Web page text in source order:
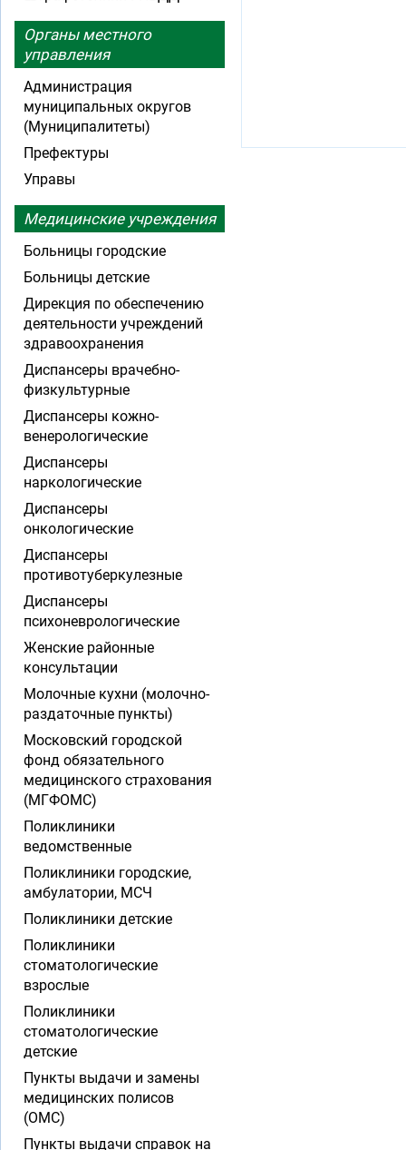
Органы местного
управления
Администрация
муниципальных округов
(Муниципалитеты)
Префектуры
Управы
Медицинские учреждения
Больницы городские
Больницы детские
Дирекция по обеспечению
деятельности учреждений
здравоохранения
Диспансеры врачебно-
физкультурные
Диспансеры кожно-
венерологические
Диспансеры
наркологические
Диспансеры
онкологические
Диспансеры
противотуберкулезные
Диспансеры
психоневрологические
Женские районные
консультации
Молочные кухни (молочно-
раздаточные пункты)
Московский городской
фонд обязательного
медицинского страхования
(МГФОМС)
Поликлиники
ведомственные
Поликлиники городские,
амбулатории, МСЧ
Поликлиники детские
Поликлиники
стоматологические
взрослые
Поликлиники
стоматологические
детские
Пункты выдачи и замены
медицинских полисов
(ОМС)
Пункты выдачи справок на